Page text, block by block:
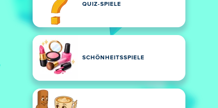
QUIZ-SPIELE
SCHÖNHEITSSPIELE